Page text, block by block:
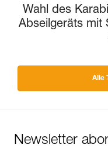
Wahl des
Abseilgeräts mit
Alle
Newsletter